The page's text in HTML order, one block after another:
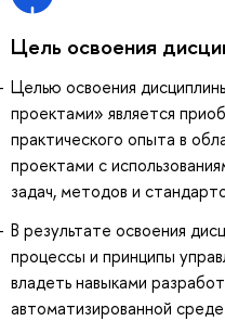
Цель освоения
Целью освоения
проектами» является
практического опыта в
проектами с
задач, методов и
В результате освоения
процессы и принципы
владеть навыками
автоматизированной